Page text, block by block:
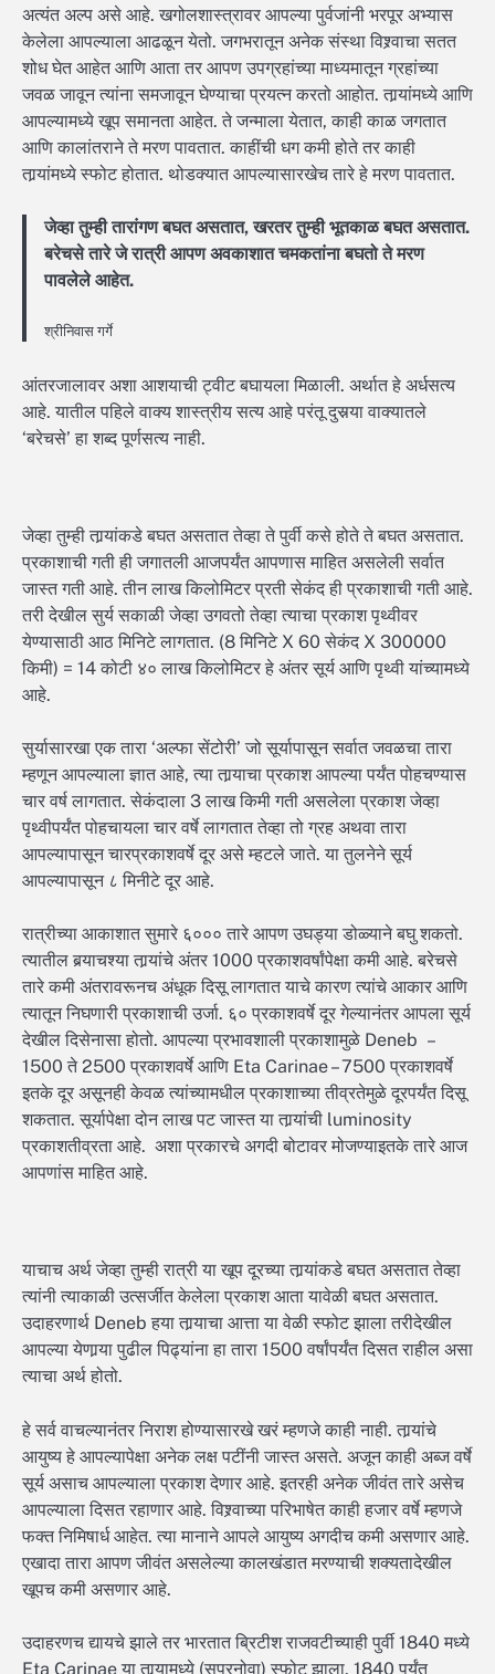
अत्यंत अल्प असे आहे. खगोलशास्त्रावर आपल्या पुर्वजांनी भरपूर अभ्यास
केलेला आपल्याला आढळून येतो. जगभरातून अनेक संस्था विश्र्वाचा सतत
शोध घेत आहेत आणि आता तर आपण उपग्रहांच्या माध्यमातून ग्रहांच्या
जवळ जावून त्यांना समजावून घेण्याचा प्रयत्न करतो आहोत. तार्‍यांमध्ये आणि
आपल्यामध्ये खूप समानता आहेत. ते जन्माला येतात, काही काळ जगतात
आणि कालांतराने ते मरण पावतात. काहींची धग कमी होते तर काही
तार्‍यांमध्ये स्फोट होतात. थोडक्यात आपल्यासारखेच तारे हे मरण पावतात.
जेव्हा तुम्ही तारांगण बघत असतात, खरतर तुम्ही भूतकाळ बघत असतात.
बरेचसे तारे जे रात्री आपण अवकाशात चमकतांना बघतो ते मरण
पावलेले आहेत.
श्रीनिवास गर्गे
आंतरजालावर अशा आशयाची ट्वीट बघायला मिळाली. अर्थात हे अर्धसत्य
आहे. यातील पहिले वाक्य शास्त्रीय सत्य आहे परंतू दुसर्‍या वाक्यातले
‘बरेचसे’ हा शब्द पूर्णसत्य नाही.
जेव्हा तुम्ही तार्‍यांकडे बघत असतात तेव्हा ते पुर्वी कसे होते ते बघत असतात.
प्रकाशाची गती ही जगातली आजपर्यंत आपणास माहित असलेली सर्वात
जास्त गती आहे. तीन लाख किलोमिटर प्रती सेकंद ही प्रकाशाची गती आहे.
तरी देखील सुर्य सकाळी जेव्हा उगवतो तेव्हा त्याचा प्रकाश पृथ्वीवर
येण्यासाठी आठ मिनिटे लागतात. (8 मिनिटे X 60 सेकंद X 300000
किमी) = 14 कोटी ४० लाख किलोमिटर हे अंतर सूर्य आणि पृथ्वी यांच्यामध्ये
आहे.
सुर्यासारखा एक तारा ‘अल्फा सेंटोरी’ जो सूर्यापासून सर्वात जवळचा तारा
म्हणून आपल्याला ज्ञात आहे, त्या तार्‍याचा प्रकाश आपल्या पर्यंत पोहचण्यास
चार वर्ष लागतात. सेकंदाला 3 लाख किमी गती असलेला प्रकाश जेव्हा
पृथ्वीपर्यंत पोहचायला चार वर्षे लागतात तेव्हा तो ग्रह अथवा तारा
आपल्यापासून चारप्रकाशवर्षे दूर असे म्हटले जाते. या तुलनेने सूर्य
आपल्यापासून ८ मिनीटे दूर आहे.
रात्रीच्या आकाशात सुमारे ६००० तारे आपण उघड्या डोळ्याने बघु शकतो.
त्यातील बर्‍याचश्या तार्‍यांचे अंतर 1000 प्रकाशवर्षांपेक्षा कमी आहे. बरेचसे
तारे कमी अंतरावरूनच अंधूक दिसू लागतात याचे कारण त्यांचे आकार आणि
त्यातून निघणारी प्रकाशाची उर्जा. ६० प्रकाशवर्षे दूर गेल्यानंतर आपला सूर्य
देखील दिसेनासा होतो. आपल्या प्रभावशाली प्रकाशामुळे Deneb –
1500 ते 2500 प्रकाशवर्षे आणि Eta Carinae – 7500 प्रकाशवर्षे
इतके दूर असूनही केवळ त्यांच्यामधील प्रकाशाच्या तीव्रतेमुळे दूरपर्यंत दिसू
शकतात. सूर्यापेक्षा दोन लाख पट जास्त या तार्‍यांची luminosity
प्रकाशतीव्रता आहे. अशा प्रकारचे अगदी बोटावर मोजण्याइतके तारे आज
आपणांस माहित आहे.
याचाच अर्थ जेव्हा तुम्ही रात्री या खूप दूरच्या तार्‍यांकडे बघत असतात तेव्हा
त्यांनी त्याकाळी उत्सर्जीत केलेला प्रकाश आता यावेळी बघत असतात.
उदाहरणार्थ Deneb हया तार्‍याचा आत्ता या वेळी स्फोट झाला तरीदेखील
आपल्या येणार्‍या पुढील पिढ्यांना हा तारा 1500 वर्षांपर्यंत दिसत राहील असा
त्याचा अर्थ होतो.
हे सर्व वाचल्यानंतर निराश होण्यासारखे खरं म्हणजे काही नाही. तार्‍यांचे
आयुष्य हे आपल्यापेक्षा अनेक लक्ष पटींनी जास्त असते. अजून काही अब्ज वर्षे
सूर्य असाच आपल्याला प्रकाश देणार आहे. इतरही अनेक जीवंत तारे असेच
आपल्याला दिसत रहाणार आहे. विश्र्वाच्या परिभाषेत काही हजार वर्षे म्हणजे
फक्त निमिषार्ध आहेत. त्या मानाने आपले आयुष्य अगदीच कमी असणार आहे.
एखादा तारा आपण जीवंत असलेल्या कालखंडात मरण्याची शक्यतादेखील
खूपच कमी असणार आहे.
उदाहरणच द्यायचे झाले तर भारतात ब्रिटीश राजवटीच्याही पुर्वी 1840 मध्ये
Eta Carinae या तार्‍यामध्ये (सुपरनोवा) स्फोट झाला. 1840 पर्यंत